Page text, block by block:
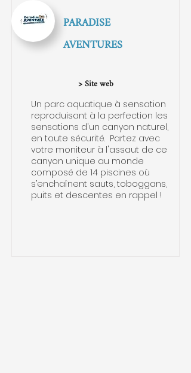
Un parc aquatique à sensation
reproduisant à la perfection les
sensations d'un canyon naturel,
en toute sécurité. Partez avec
votre moniteur à l'assaut de ce
canyon unique au monde
composé de 14 piscines où
s’enchaînent sauts, toboggans,
puits et descentes en rappel !
> Site web
PARADISE
AVENTURES